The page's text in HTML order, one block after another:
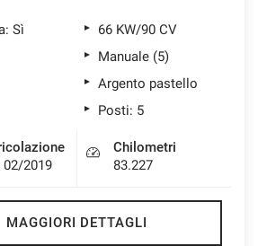
Sì
66 KW/90 CV
Manuale (5)
Argento pastello
Posti: 5
02/2019
Chilometri
83.227
MAGGIORI DETTAGLI